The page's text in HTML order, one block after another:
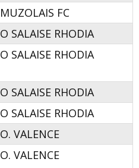
MUZOLAIS FC
O SALAISE RHODIA
O SALAISE RHODIA
O SALAISE RHODIA
O SALAISE RHODIA
O. VALENCE
O. VALENCE